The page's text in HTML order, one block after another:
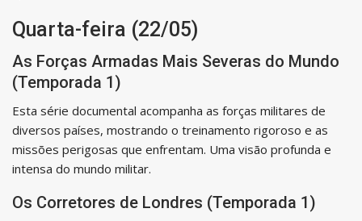
Quarta-feira (22/05)
As Forças Armadas Mais Severas do Mundo
(Temporada 1)
Esta série documental acompanha as forças militares de
diversos países, mostrando o treinamento rigoroso e as
missões perigosas que enfrentam. Uma visão profunda e
intensa do mundo militar.
Os Corretores de Londres (Temporada 1)